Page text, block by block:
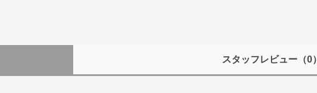
スタッフレビュー（0）